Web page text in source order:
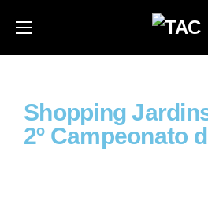
Shopping
2º Campeonato